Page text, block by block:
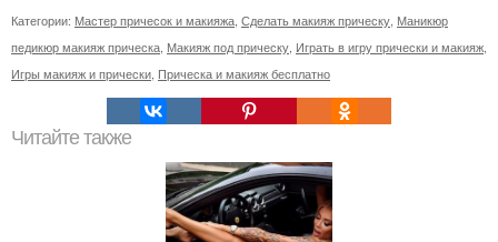
Категории: Мастер причесок и макияжа, Сделать макияж прическу, Маникюр
педикюр макияж прическа, Макияж под прическу, Играть в игру прически и макияж,
Игры макияж и прически, Прическа и макияж бесплатно
Читайте также